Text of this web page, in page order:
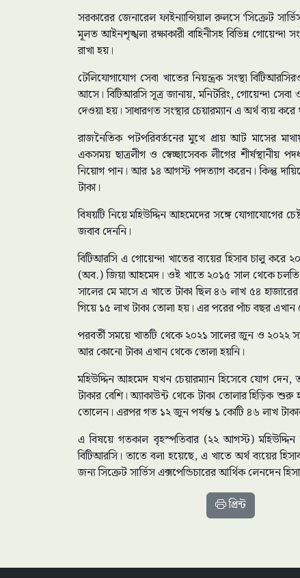
সরকারের জেনারেল ফাইন্যান্সিয়াল রুলসে ‘সিক্রেট
মূলত আইনশৃঙ্খলা রক্ষাকারী বাহিনীসহ বিভিন্ন
রাখা হয়।
টেলিযোগাযোগ সেবা খাতের নিয়ন্ত্রক সংস্থা
আসে। বিটিআরসি সূত্র জানায়, মনিটরিং, গোয়েন্দা সেবা
দেওয়া হয়। সাধারণত সংস্থার চেয়ারম্যান এ অর্থ ব্যয়
রাজনৈতিক পটপরিবর্তনের মুখে প্রায় আট মাসের
একসময় ছাত্রলীগ ও স্বেচ্ছাসেবক লীগের শীর্ষস্থানীয়
নিয়োগ পান। আর ১৪ আগস্ট পদত্যাগ করেন। কিন্তু
টাকা।
বিষয়টি নিয়ে মহিউদ্দিন আহমেদের সঙ্গে যোগাযোগের
জবাব দেননি।
বিটিআরসি এ গোয়েন্দা খাতের ব্যয়ের হিসাব চালু করে
(অব.) জিয়া আহমেদ। ওই খাতে ২০১৫ সাল থেকে চলতি
সালের মে মাসে এ খাতে টাকা ছিল ৪৬ লাখ ৫৪
গিয়ে ১৫ লাখ টাকা তোলা হয়। এর পরের পাঁচ বছর
পরবর্তী সময়ে খাতটি থেকে ২০২১ সালের জুন ও ২০২২
আর কোনো টাকা এখান থেকে তোলা হয়নি।
মহিউদ্দিন আহমেদ যখন চেয়ারম্যান হিসেবে যোগ
টাকার বেশি। অ্যাকাউন্ট থেকে টাকা তোলার হিড়িক
তোলেন। এরপর গত ১২ জুন পর্যন্ত ১ কোটি ৪৬ লাখ
এ বিষয়ে গতকাল বৃহস্পতিবার (২২ আগস্ট) মহিউদ্দিন
বিটিআরসি। তাতে বলা হয়েছে, এ খাতে অর্থ ব্যয়ের
জন্য সিক্রেট সার্ভিস এক্সপেন্ডিচারের আর্থিক লেনদেন
প্রিন্ট